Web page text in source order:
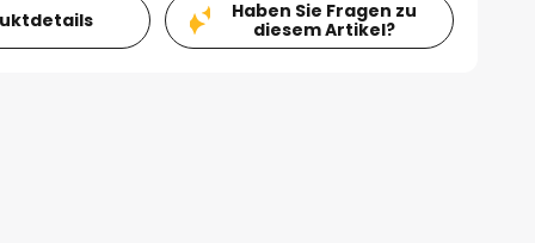
Haben Sie Fragen zu
diesem Artikel?